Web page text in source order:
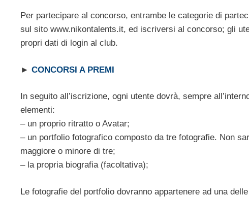
Per partecipare al concorso, entrambe le categorie di
sul sito www.nikontalents.it, ed iscriversi al concorso; gli
propri dati di login al club.
► CONCORSI A PREMI
In seguito all’iscrizione, ogni utente dovrà, sempre
elementi:
– un proprio ritratto o Avatar;
– un portfolio fotografico composto da tre fotografie. Non
maggiore o minore di tre;
– la propria biografia (facoltativa);
Le fotografie del portfolio dovranno appartenere ad una